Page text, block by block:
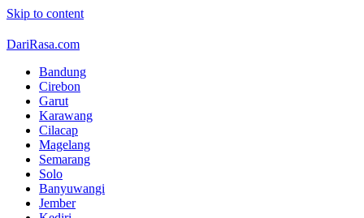
Skip to content
DariRasa.com
Bandung
Cirebon
Garut
Karawang
Cilacap
Magelang
Semarang
Solo
Banyuwangi
Jember